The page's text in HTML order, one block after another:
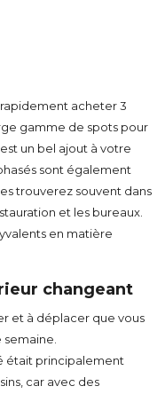
acheter 3
gamme de spots pour
un bel ajout à votre
sont également
trouverez souvent dans
et les bureaux.
en matière
changeant
et à déplacer que vous
était principalement
car avec des